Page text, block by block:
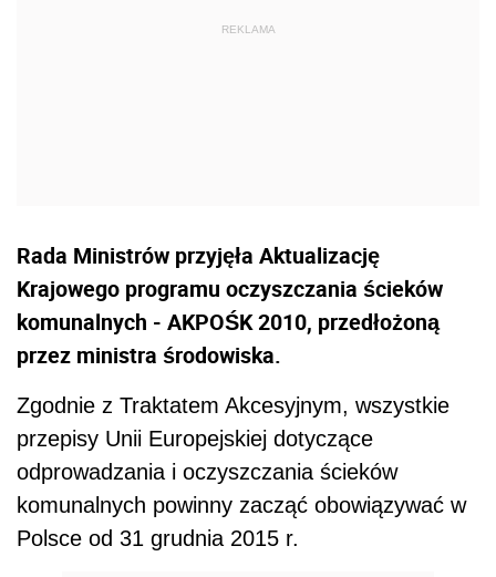
Rada Ministrów przyjęła Aktualizację
Krajowego programu oczyszczania ścieków
komunalnych - AKPOŚK 2010, przedłożoną
przez ministra środowiska.
Zgodnie z Traktatem Akcesyjnym, wszystkie
przepisy Unii Europejskiej dotyczące
odprowadzania i oczyszczania ścieków
komunalnych powinny zacząć obowiązywać w
Polsce od 31 grudnia 2015 r.